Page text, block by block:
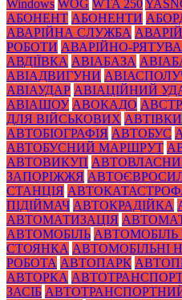
Windows WOG WTA 250
АБОНЕНТ АБОНЕНТИ
АВАРІЙНА СЛУЖБА
РОБОТИ АВАРІЙНО-
АВДІЇВКА АВІАБАЗА
АВІАДВИГУНИ
АВІАУДАР АВІАЦІЙНИЙ
АВІАШОУ АВОКАДО
ДЛЯ ВІЙСЬКОВИХ АВТІВКИ
АВТОБІОГРАФІЯ АВТОБУС
АВТОБУСНИЙ МАРШРУТ
АВТОВИКУП
ЗАПОРІЖЖЯ
СТАНЦІЯ
ПІДІЙМАЧ АВТОКРАДІЙКА
АВТОМАТИЗАЦІЯ
АВТОМОБІЛЬ АВТОМОБІЛЬ
СТОЯНКА АВТОМОБІЛЬНІ
РОБОТА АВТОПАРК
АВТОРКА
ЗАСІБ